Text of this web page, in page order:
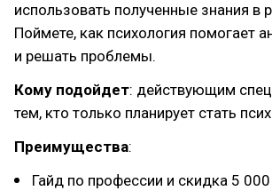
использовать полученные знания в
Поймете, как психология помогает
и решать проблемы.
Кому подойдет: действующим
тем, кто только планирует стать
Преимущества:
Гайд по профессии и скидка 5 000